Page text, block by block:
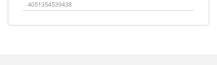
4051354539438